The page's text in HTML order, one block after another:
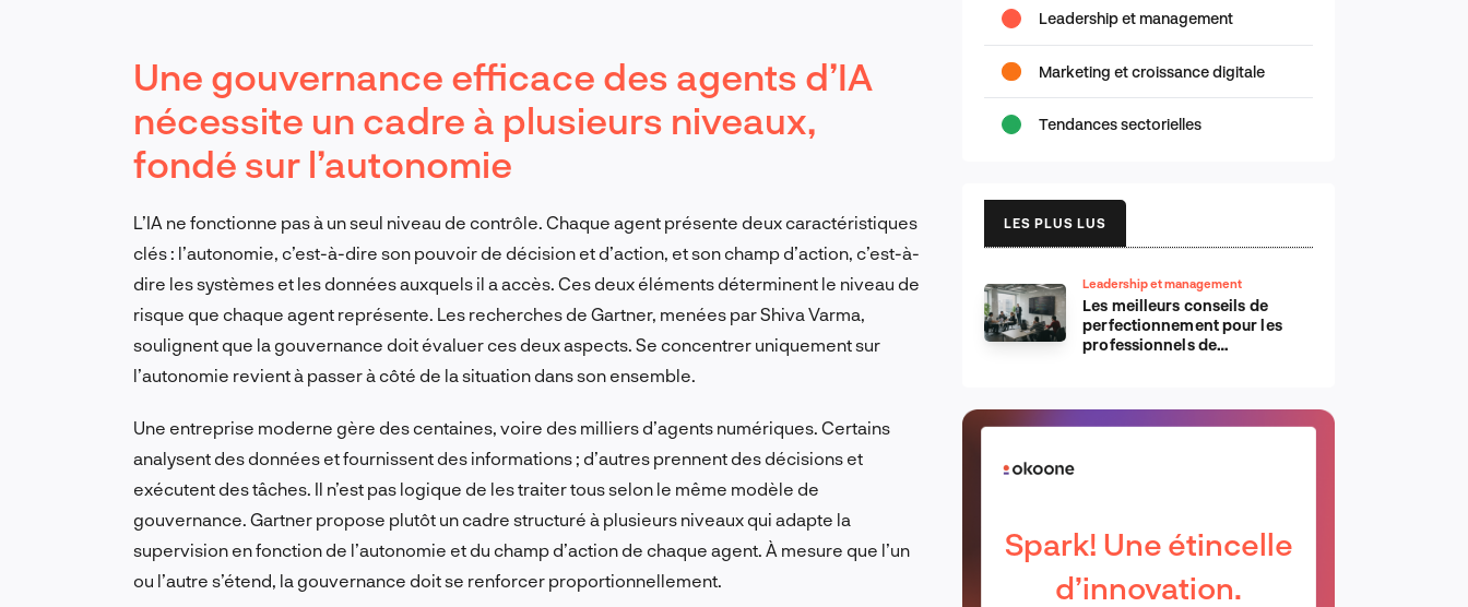
Une gouvernance efficace des agents d’IA
nécessite un cadre à plusieurs niveaux,
fondé sur l’autonomie
L’IA ne fonctionne pas à un seul niveau de contrôle. Chaque agent présente deux caractéristiques
clés : l’autonomie, c’est-à-dire son pouvoir de décision et d’action, et son champ d’action, c’est-à-
dire les systèmes et les données auxquels il a accès. Ces deux éléments déterminent le niveau de
risque que chaque agent représente. Les recherches de Gartner, menées par Shiva Varma,
soulignent que la gouvernance doit évaluer ces deux aspects. Se concentrer uniquement sur
l’autonomie revient à passer à côté de la situation dans son ensemble.
Une entreprise moderne gère des centaines, voire des milliers d’agents numériques. Certains
analysent des données et fournissent des informations ; d’autres prennent des décisions et
exécutent des tâches. Il n’est pas logique de les traiter tous selon le même modèle de
gouvernance. Gartner propose plutôt un cadre structuré à plusieurs niveaux qui adapte la
supervision en fonction de l’autonomie et du champ d’action de chaque agent. À mesure que l’un
ou l’autre s’étend, la gouvernance doit se renforcer proportionnellement.
Leadership et management
Marketing et croissance digitale
Tendances sectorielles
LES PLUS LUS
Leadership et management
Les meilleurs conseils de
perfectionnement pour les
professionnels de
Spark! Une étincelle
d’innovation.